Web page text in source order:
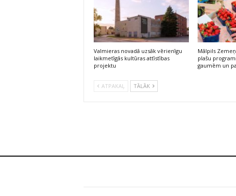
Valmieras novadā uzsāk vērienīgu
laikmetīgās kultūras attīstības
projektu
Mālpils
plašu
gaumēm un
ATPAKAĻ TĀLĀK